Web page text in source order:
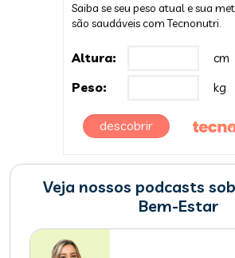
Saiba se seu peso atual e sua
são saudáveis com Tecnonutri.
Altura: cm
Peso: kg
descobrir
Veja nossos podcasts
Bem-Estar